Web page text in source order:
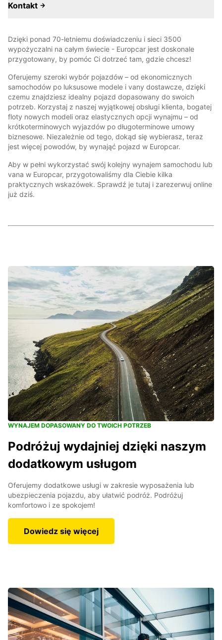
Kontakt
Dzięki ponad 70-letniemu doświadczeniu i sieci 3500
wypożyczalni na całym świecie - Europcar jest doskonale
przygotowany, by pomóc Ci dotrzeć tam, gdzie chcesz!
Oferujemy szeroki wybór pojazdów – od ekonomicznych
samochodów po luksusowe modele i vany dostawcze, dzięki
czemu znajdziesz idealny pojazd dopasowany do swoich
potrzeb. Korzystaj z naszej wyjątkowej obsługi klienta, bogatej
floty nowych modeli oraz elastycznych opcji wynajmu – od
krótkoterminowych wyjazdów po długoterminowe umowy
biznesowe. Niezależnie od tego, dokąd się wybierasz, teraz
jest więcej powodów, by wynająć pojazd w Europcar.
Aby w pełni wykorzystać swój kolejny wynajem samochodu lub
vana w Europcar, przygotowaliśmy dla Ciebie kilka
praktycznych wskazówek. Sprawdź je tutaj i zarezerwuj online
już dziś.
WYNAJEM DOPASOWANY DO TWOICH POTRZEB
Podróżuj wydajniej dzięki naszym
dodatkowym usługom
Oferujemy dodatkowe usługi w zakresie wyposażenia lub
ubezpieczenia pojazdu, aby ułatwić podróż. Podróżuj
komfortowo i ze spokojem!
Dowiedz się więcej